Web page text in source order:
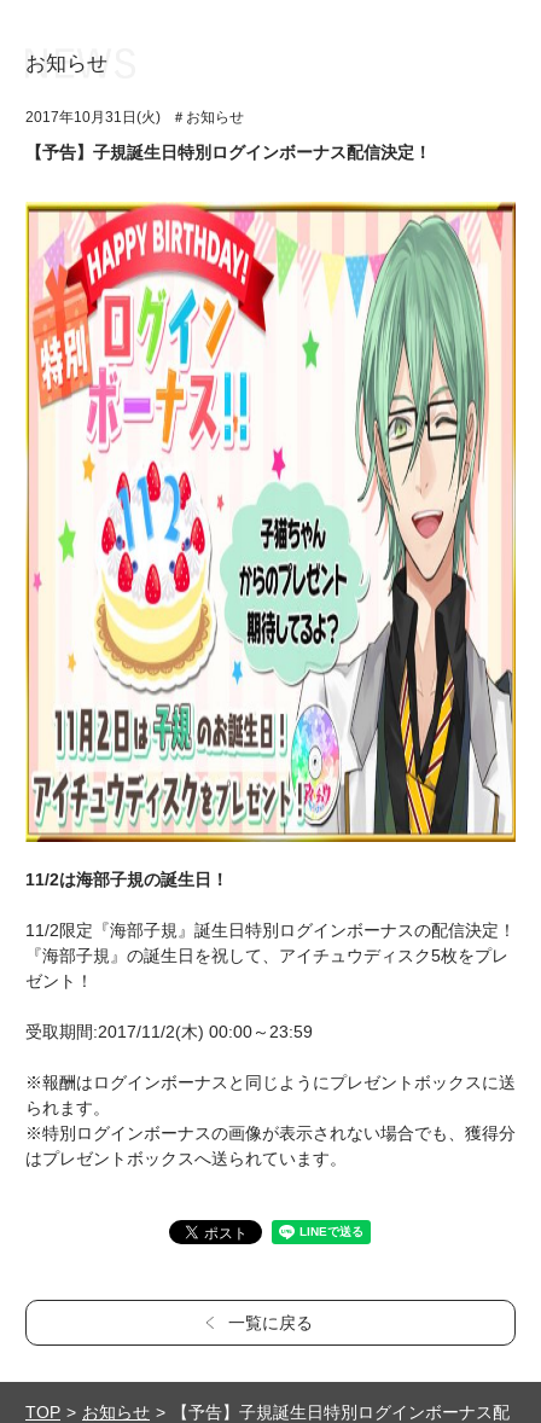
アプリゲーム
イベント・キャンペーン
ミュージック
グッズ・本
ギャラリー
ユニット&キャラクター
アプリゲーム
イベント・キャンペーン
ミュージック
グッズ・本
ギャラリー
お知らせ
2017年10月31日(火) ＃お知らせ
【予告】子規誕生日特別ログインボーナス配信決定！
11/2は海部子規の誕生日！
11/2限定『海部子規』誕生日特別ログインボーナスの配信決定！
『海部子規』の誕生日を祝して、アイチュウディスク5枚をプレ
ゼント！
受取期間:2017/11/2(木) 00:00～23:59
※報酬はログインボーナスと同じようにプレゼントボックスに送
られます。
※特別ログインボーナスの画像が表示されない場合でも、獲得分
はプレゼントボックスへ送られています。
一覧に戻る
TOP お知らせ
【予告】子規誕生日特別ログインボーナス配